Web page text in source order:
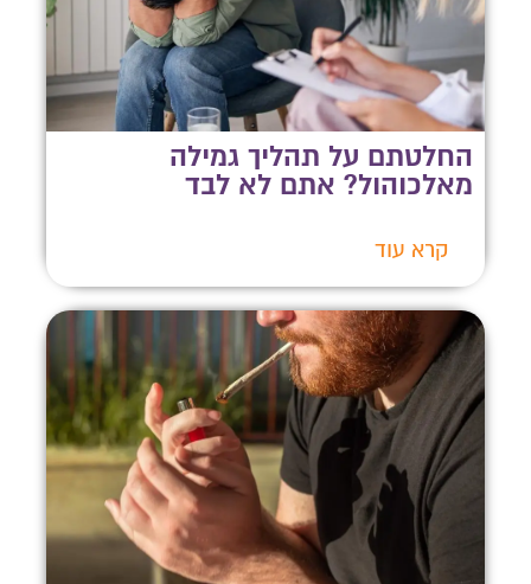
החלטתם על תהליך גמילה
מאלכוהול? אתם לא לבד
קרא עוד